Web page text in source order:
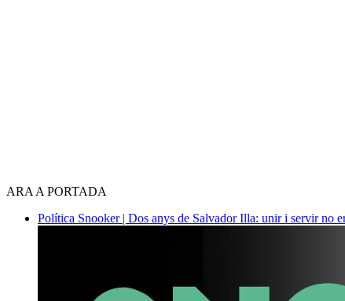
ARA A PORTADA
Política Snooker | Dos anys de Salvador Illa: unir i servir no